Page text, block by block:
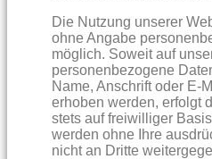
Die Nutzung unserer
ohne Angabe
möglich. Soweit auf
personenbezogene
Name, Anschrift oder E-
erhoben werden, erfolgt
stets auf freiwilliger
werden ohne Ihre
nicht an Dritte